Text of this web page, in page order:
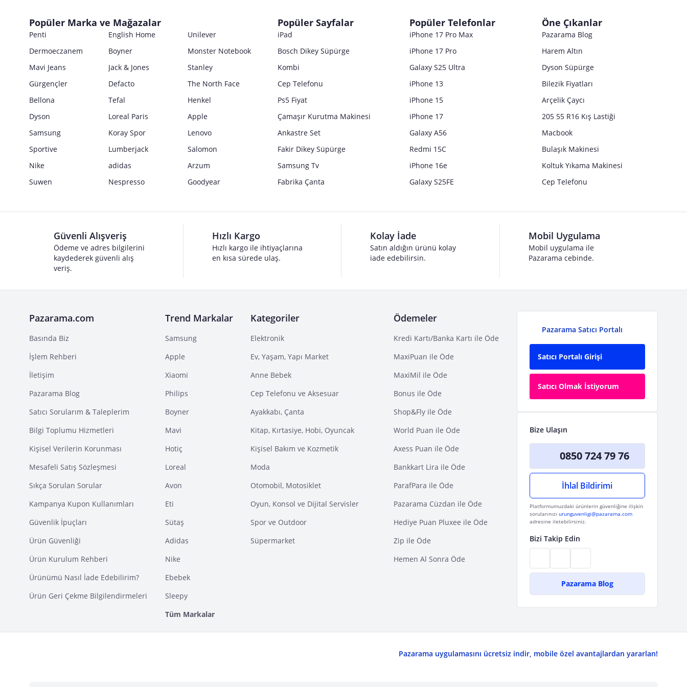
E Posta Adresi
Satıcı bilgi girişi yapmamıştır.
Satıcı bilgi girişi yapmamıştır.
Popüler Marka ve Mağazalar
Penti English Home
Unilever
Dermoeczanem
Boyner
Monster Notebook
Mavi Jeans
Jack & Jones
Stanley
Gürgençler
Defacto
The North Face
Bellona
Tefal
Henkel
Dyson
Loreal Paris
Apple
Samsung
Koray Spor
Lenovo
Sportive
Lumberjack
Salomon
Nike
adidas
Arzum
Suwen
Nespresso Goodyear
Popüler Sayfalar
iPad
Bosch Dikey Süpürge
Kombi
Cep Telefonu
Ps5 Fiyat
Çamaşır Kurutma Makinesi
Ankastre Set
Fakir Dikey Süpürge
Samsung Tv
Fabrika Çanta
Popüler Telefonlar
iPhone 17 Pro Max
iPhone 17 Pro
Galaxy S25 Ultra
iPhone 13
iPhone 15
iPhone 17
Galaxy A56
Redmi 15C
iPhone 16e
Galaxy S25FE
Öne Çıkanlar
Pazarama Blog
Harem Altın
Dyson Süpürge
Bilezik Fiyatları
Arçelik Çaycı
205 55 R16 Kış Lastiği
Macbook
Bulaşık Makinesi
Koltuk Yıkama Makinesi
Cep Telefonu
Güvenli Alışveriş
Ödeme ve adres bilgilerini
kaydederek güvenli alış
veriş.
Hızlı Kargo
Hızlı kargo ile ihtiyaçlarına
en kısa sürede ulaş.
Kolay İade
Satın aldığın ürünü kolay
iade edebilirsin.
Mobil Uygulama
Mobil uygulama ile
Pazarama cebinde.
Pazarama.com
Basında Biz
İşlem Rehberi
İletişim
Pazarama Blog
Satıcı Sorularım & Taleplerim
Bilgi Toplumu Hizmetleri
Kişisel Verilerin Korunması
Mesafeli Satış Sözleşmesi
Sıkça Sorulan Sorular
Kampanya Kupon Kullanımları
Güvenlik İpuçları
Ürün Güvenliği
Ürün Kurulum Rehberi
Ürünümü Nasıl İade Edebilirim?
Ürün Geri Çekme Bilgilendirmeleri
Trend Markalar
Samsung
Apple
Xiaomi
Philips
Boyner
Mavi
Hotiç
Loreal
Avon
Eti
Sütaş
Adidas
Nike
Ebebek
Sleepy
Tüm Markalar
Kategoriler
Elektronik
Ev, Yaşam, Yapı Market
Anne Bebek
Cep Telefonu ve Aksesuar
Ayakkabı, Çanta
Kitap, Kırtasiye, Hobi, Oyuncak
Kişisel Bakım ve Kozmetik
Moda
Otomobil, Motosiklet
Oyun, Konsol ve Dijital Servisler
Spor ve Outdoor
Süpermarket
Ödemeler
Kredi Kartı/Banka Kartı ile Öde
MaxiPuan ile Öde
MaxiMil ile Öde
Bonus ile Öde
Shop&Fly ile Öde
World Puan ile Öde
Axess Puan ile Öde
Bankkart Lira ile Öde
ParafPara ile Öde
Pazarama Cüzdan ile Öde
Hediye Puan Pluxee ile Öde
Zip ile Öde
Hemen Al Sonra Öde
Pazarama Satıcı Portalı
Satıcı Portalı Girişi
Satıcı Olmak İstiyorum
Bize Ulaşın
0850 724 79 76
İhlal Bildirimi
Platformumuzdaki ürünlerin güvenliğine ilişkin
sorularınızı urunguvenligi@pazarama.com
adresine iletebilirsiniz.
Bizi Takip Edin
Pazarama Blog
Pazarama uygulamasını ücretsiz indir, mobile özel avantajlardan yararlan!